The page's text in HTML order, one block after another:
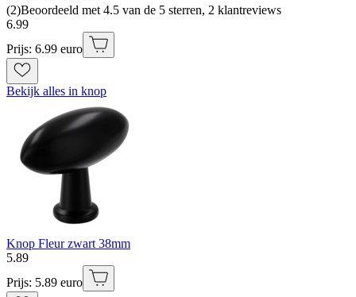
(2)Beoordeeld met 4.5 van de 5 sterren, 2 klantreviews
6.99
Prijs: 6.99 euro
Bekijk alles in knop
Knop Fleur zwart 38mm
5.89
Prijs: 5.89 euro